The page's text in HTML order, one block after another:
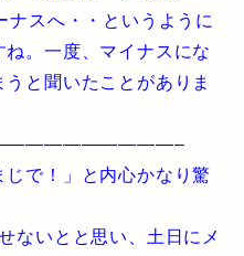
ナスへ・・というように
。一度、マイナスにな
と聞いたことがありま
で！」と内心かなり驚
ないとと思い、土日にメ